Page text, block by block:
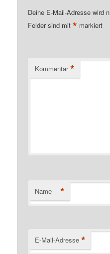
Deine E-Mail-Adresse wird
Felder sind mit* markiert
Kommentar *
Name *
E-Mail-Adresse *